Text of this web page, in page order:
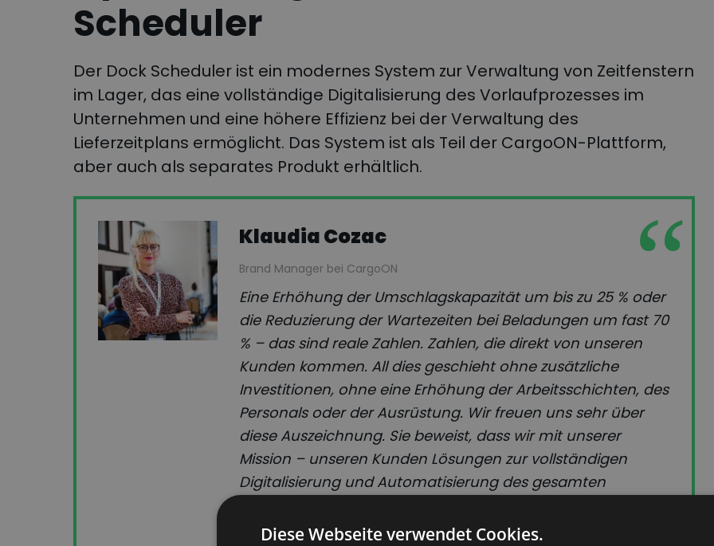
Scheduler
Der Dock Scheduler ist ein modernes System zur Verwaltung von Zeitfenstern
im Lager, das eine vollständige Digitalisierung des Vorlaufprozesses im
Unternehmen und eine höhere Effizienz bei der Verwaltung des
Lieferzeitplans ermöglicht. Das System ist als Teil der CargoON-Plattform,
aber auch als separates Produkt erhältlich.
Klaudia Cozac
Brand Manager bei CargoON
Eine Erhöhung der Umschlagskapazität um bis zu 25 % oder
die Reduzierung der Wartezeiten bei Beladungen um fast 70
% – das sind reale Zahlen. Zahlen, die direkt von unseren
Kunden kommen. All dies geschieht ohne zusätzliche
Investitionen, ohne eine Erhöhung der Arbeitsschichten, des
Personals oder der Ausrüstung. Wir freuen uns sehr über
diese Auszeichnung. Sie beweist, dass wir mit unserer
Mission – unseren Kunden Lösungen zur vollständigen
Digitalisierung und Automatisierung des gesamten
richtigen Weg sind.
Diese Webseite verwendet Cookies.